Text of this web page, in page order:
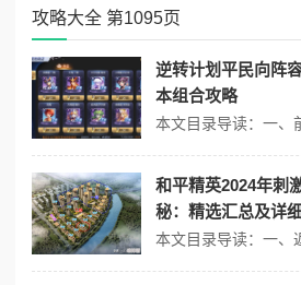
攻略大全 第1095页
逆转计划平民向阵
本组合攻略
和平精英2024年刺
秘：精选汇总及详